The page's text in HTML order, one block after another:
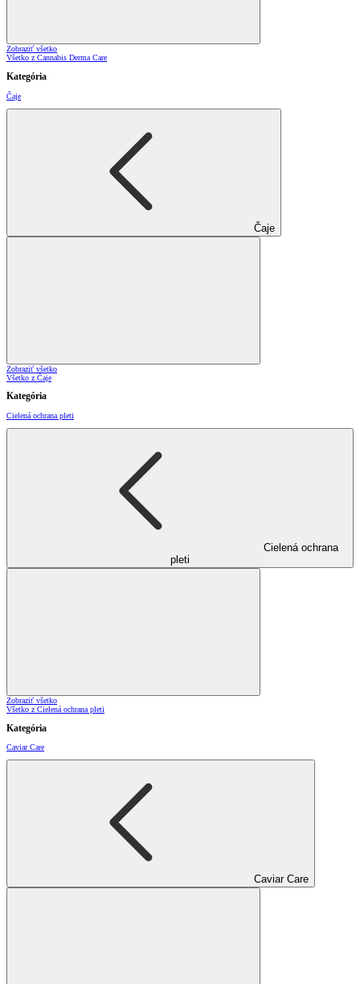
Zobraziť všetko
Všetko z Cannabis Derma Care
Kategória
Čaje
Čaje
Zobraziť všetko
Všetko z Čaje
Kategória
Cielená ochrana pleti
Cielená ochrana
pleti
Zobraziť všetko
Všetko z Cielená ochrana pleti
Kategória
Caviar Care
Caviar Care